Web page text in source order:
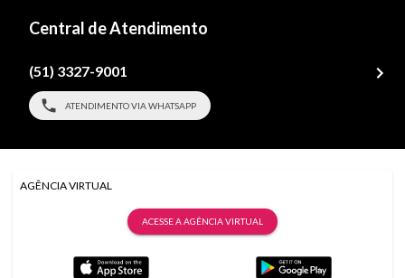
Central de Atendimento
(51) 3327-9001
ATENDIMENTO VIA WHATSAPP
AGÊNCIA VIRTUAL
ACESSE A AGÊNCIA VIRTUAL